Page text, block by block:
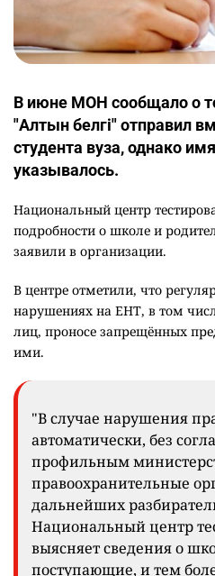
В июне МОН сообщало о
"Алтын белгі" отправил
студента вуза, однако
указывалось.
Национальный центр
подробности о школе и
заявили в организации.
В центре отметили, что
нарушениях на ЕНТ, в том
лиц, проносе запрещённых
ими.
"В случае нарушения
автоматически, без
профильным
правоохранительные
дальнейших
Национальный центр
выясняет сведения о
поступающие, и тем